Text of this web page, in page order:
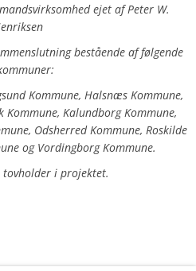
ejet af Peter W.
bestående af følgende
Kommune, Halsnæs Kommune,
Kalundborg Kommune,
Odsherred Kommune, Roskilde
og Vordingborg Kommune.
i projektet.